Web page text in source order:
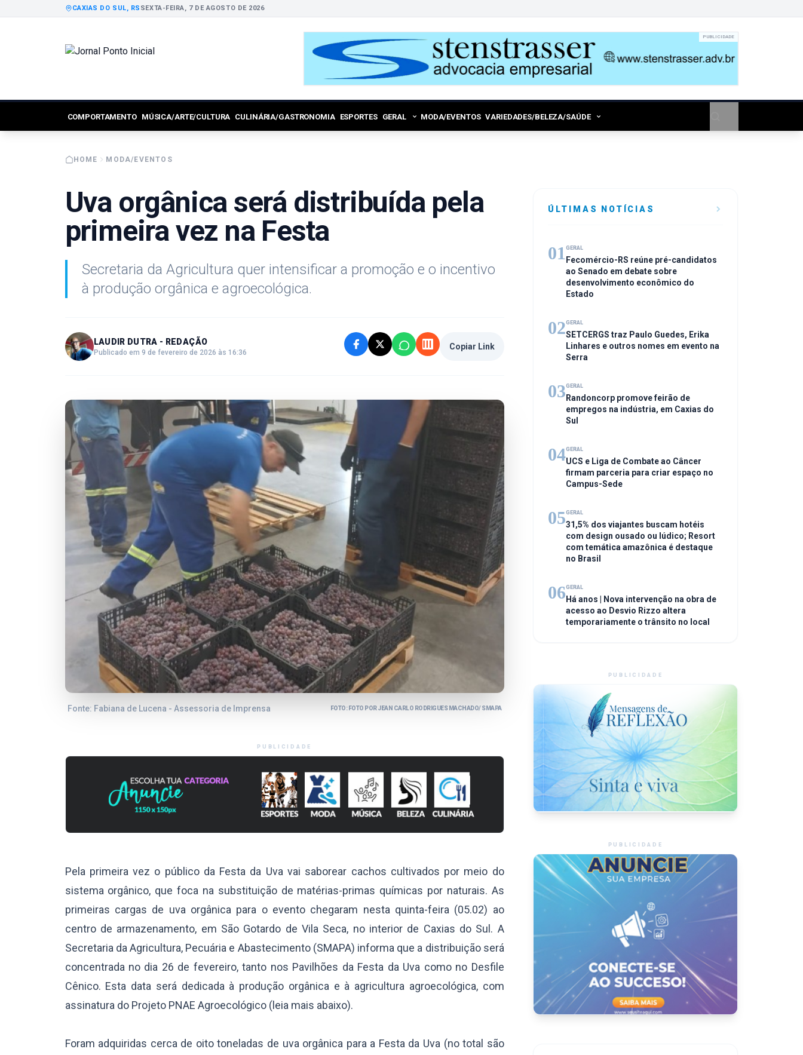
CAXIAS DO SUL, RS SEXTA-FEIRA, 7 DE AGOSTO DE 2026
PUBLICIDADE
COMPORTAMENTO MÚSICA/ARTE/CULTURA CULINÁRIA/GASTRONOMIA ESPORTES GERAL MODA/EVENTOS VARIEDADES/BELEZA/SAÚDE
HOME MODA/EVENTOS
Uva orgânica será distribuída pela
primeira vez na Festa
Secretaria da Agricultura quer intensificar a promoção e o incentivo
à produção orgânica e agroecológica.
LAUDIR DUTRA - REDAÇÃO
Publicado em 9 de fevereiro de 2026 às 16:36
Copiar Link
Fonte: Fabiana de Lucena - Assessoria de Imprensa FOTO: FOTO POR JEAN CARLO RODRIGUES MACHADO/ SMAPA
PUBLICIDADE
Pela primeira vez o público da Festa da Uva vai saborear cachos cultivados por meio do
sistema orgânico, que foca na substituição de matérias-primas químicas por naturais. As
primeiras cargas de uva orgânica para o evento chegaram nesta quinta-feira (05.02) ao
centro de armazenamento, em São Gotardo de Vila Seca, no interior de Caxias do Sul. A
Secretaria da Agricultura, Pecuária e Abastecimento (SMAPA) informa que a distribuição será
concentrada no dia 26 de fevereiro, tanto nos Pavilhões da Festa da Uva como no Desfile
Cênico. Esta data será dedicada à produção orgânica e à agricultura agroecológica, com
assinatura do Projeto PNAE Agroecológico (leia mais abaixo).
Foram adquiridas cerca de oito toneladas de uva orgânica para a Festa da Uva (no total são
ÚLTIMAS NOTÍCIAS
01 GERAL
Fecomércio-RS reúne pré-candidatos
ao Senado em debate sobre
desenvolvimento econômico do
Estado
02GERAL
SETCERGS traz Paulo Guedes, Erika
Linhares e outros nomes em evento na
Serra
03GERAL
Randoncorp promove feirão de
empregos na indústria, em Caxias do
Sul
04GERAL
UCS e Liga de Combate ao Câncer
firmam parceria para criar espaço no
Campus-Sede
05GERAL
31,5% dos viajantes buscam hotéis
com design ousado ou lúdico; Resort
com temática amazônica é destaque
no Brasil
06GERAL
Há anos | Nova intervenção na obra de
acesso ao Desvio Rizzo altera
temporariamente o trânsito no local
PUBLICIDADE
PUBLICIDADE